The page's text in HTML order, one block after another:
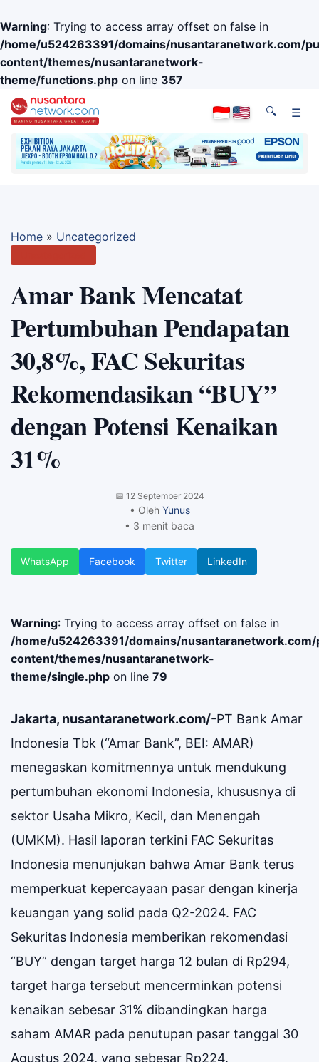
Warning: Trying to access array offset on false in
/home/u524263391/domains/nusantaranetwork.com/
content/themes/nusantaranetwork-
theme/functions.php on line 357
🔍 ☰
Home » Uncategorized
Amar Bank Mencatat
Pertumbuhan Pendapatan
30,8%, FAC Sekuritas
Rekomendasikan “BUY”
dengan Potensi Kenaikan
31%
📅 12 September 2024
• Oleh Yunus
• 3 menit baca
WhatsApp Facebook Twitter LinkedIn
Warning: Trying to access array offset on false in
/home/u524263391/domains/
content/themes/nusantaranetwork-
theme/single.php on line 79
Jakarta, nusantaranetwork.com/-PT Bank Amar
Indonesia Tbk (“Amar Bank”, BEI: AMAR)
menegaskan komitmennya untuk mendukung
pertumbuhan ekonomi Indonesia, khususnya di
sektor Usaha Mikro, Kecil, dan Menengah
(UMKM). Hasil laporan terkini FAC Sekuritas
Indonesia menunjukan bahwa Amar Bank terus
memperkuat kepercayaan pasar dengan kinerja
keuangan yang solid pada Q2-2024. FAC
Sekuritas Indonesia memberikan rekomendasi
“BUY” dengan target harga 12 bulan di Rp294,
target harga tersebut mencerminkan potensi
kenaikan sebesar 31% dibandingkan harga
saham AMAR pada penutupan pasar tanggal 30
Agustus 2024, yang sebesar Rp224.